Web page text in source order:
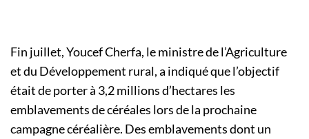
Fin juillet, Youcef Cherfa, le ministre de l’Agriculture
et du Développement rural, a indiqué que l’objectif
était de porter à 3,2 millions d’hectares les
emblavements de céréales lors de la prochaine
campagne céréalière. Des emblavements dont un